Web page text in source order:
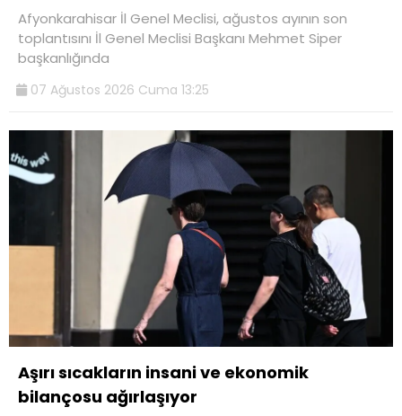
Afyonkarahisar İl Genel Meclisi, ağustos ayının son
toplantısını İl Genel Meclisi Başkanı Mehmet Siper
başkanlığında
07 Ağustos 2026 Cuma 13:25
Aşırı sıcakların insani ve ekonomik
bilançosu ağırlaşıyor